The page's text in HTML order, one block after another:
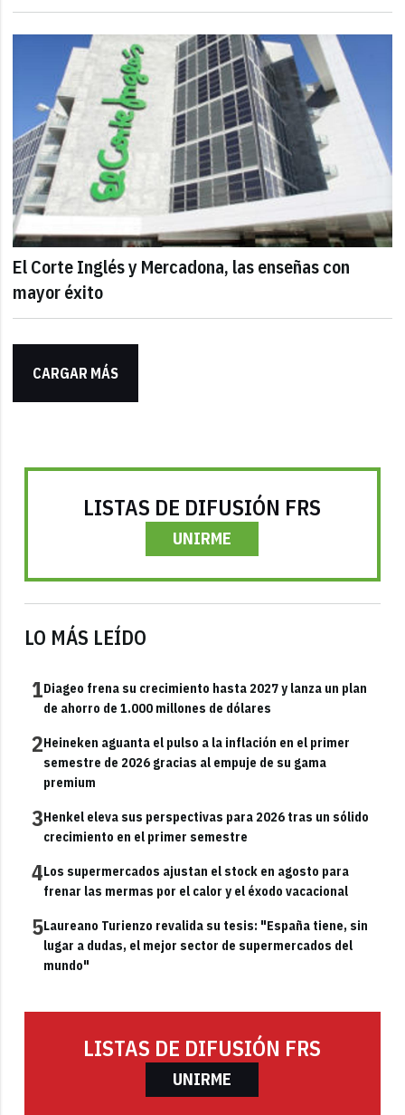
El Corte Inglés y Mercadona, las enseñas con
mayor éxito
CARGAR MÁS
LISTAS DE DIFUSIÓN FRS
UNIRME
LO MÁS LEÍDO
1Diageo frena su crecimiento hasta 2027 y lanza un plan
de ahorro de 1.000 millones de dólares
2Heineken aguanta el pulso a la inflación en el primer
semestre de 2026 gracias al empuje de su gama
premium
3Henkel eleva sus perspectivas para 2026 tras un sólido
crecimiento en el primer semestre
4Los supermercados ajustan el stock en agosto para
frenar las mermas por el calor y el éxodo vacacional
5Laureano Turienzo revalida su tesis: "España tiene, sin
lugar a dudas, el mejor sector de supermercados del
mundo"
LISTAS DE DIFUSIÓN FRS
UNIRME